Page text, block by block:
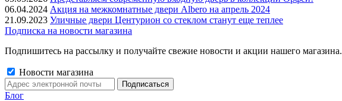
06.04.2024 Акция на межкомнатные двери Albero на апрель 2024
21.09.2023 Уличные двери Центурион со стеклом станут еще теплее
Подписка на новости магазина
Подпишитесь на рассылку и получайте свежие новости и акции нашего магазина.
Новости магазина
Блог